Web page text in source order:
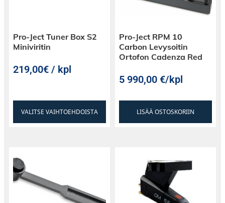
Pro-Ject Tuner Box S2
Miniviritin
219,00€ / kpl
VALITSE VAIHTOEHDOISTA
Pro-Ject RPM 10
Carbon Levysoitin
Ortofon Cadenza Red
5 990,00€/kpl
LISÄÄ OSTOSKORIIN